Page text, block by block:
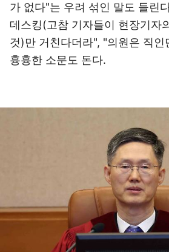
가 없다"는 우려 섞인 말도 들린
데스킹(고참 기자들이 현장기자
것)만 거친다더라", "의원은 직인
흉흉한 소문도 돈다.